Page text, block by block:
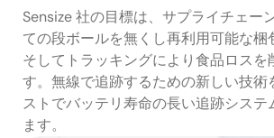
Sensize 社の目標は、サプライチェー
ての段ボールを無くし再利用可能な梱
そしてトラッキングにより食品ロスを
す。無線で追跡するための新しい技術
ストでバッテリ寿命の長い追跡システ
ます。